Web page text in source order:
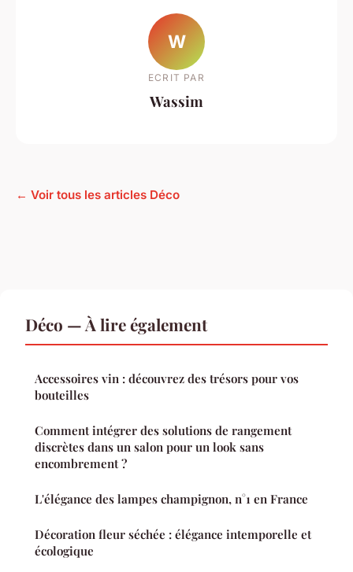
W
ECRIT PAR
Wassim
← Voir tous les articles Déco
Déco — À lire également
Accessoires vin : découvrez des trésors pour vos
bouteilles
Comment intégrer des solutions de rangement
discrètes dans un salon pour un look sans
encombrement ?
L'élégance des lampes champignon, n°1 en France
Décoration fleur séchée : élégance intemporelle et
écologique